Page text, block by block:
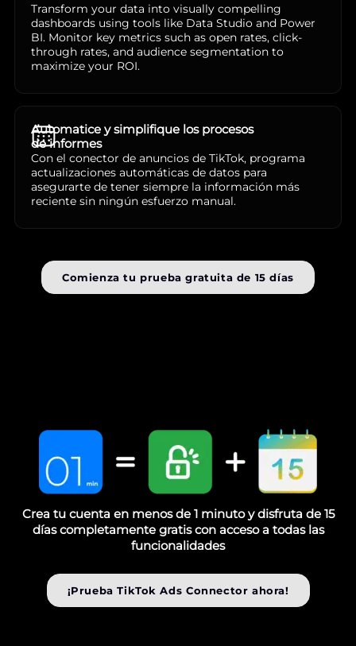
Transform your data into visually compelling
dashboards using tools like Data Studio and Power
BI. Monitor key metrics such as open rates, click-
through rates, and audience segmentation to
maximize your ROI.
Automatice y simplifique los procesos
de informes
Con el conector de anuncios de TikTok, programa
actualizaciones automáticas de datos para
asegurarte de tener siempre la información más
reciente sin ningún esfuerzo manual.
Comienza tu prueba gratuita de 15 días
Crea tu cuenta en menos de 1 minuto y disfruta de 15
días completamente gratis con acceso a todas las
funcionalidades
¡Prueba TikTok Ads Connector ahora!